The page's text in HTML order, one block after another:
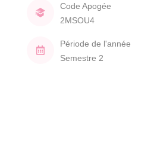
Code Apogée
2MSOU4
Période de l'année
Semestre 2